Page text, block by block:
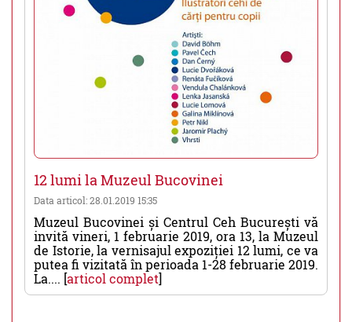
12 lumi la Muzeul Bucovinei
Data articol: 28.01.2019 15:35
Muzeul Bucovinei și Centrul Ceh București vă
invită vineri, 1 februarie 2019, ora 13, la Muzeul
de Istorie, la vernisajul expoziției 12 lumi, ce va
putea fi vizitată în perioada 1-28 februarie 2019.
La.... [articol complet]